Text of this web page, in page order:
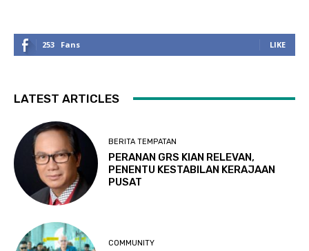
253 Fans LIKE
LATEST ARTICLES
BERITA TEMPATAN
PERANAN GRS KIAN RELEVAN,
PENENTU KESTABILAN KERAJAAN
PUSAT
COMMUNITY